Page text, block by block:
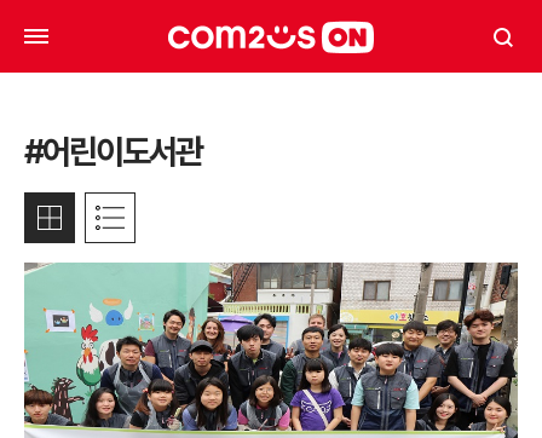
#어린이도서관